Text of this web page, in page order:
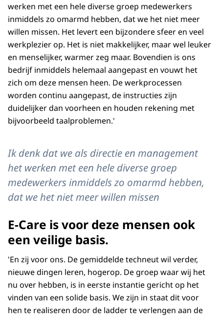
werken met een hele diverse groep medewerkers
inmiddels zo omarmd hebben, dat we het niet meer
willen missen. Het levert een bijzondere sfeer en veel
werkplezier op. Het is niet makkelijker, maar wel leuker
en menselijker, warmer zeg maar. Bovendien is ons
bedrijf inmiddels helemaal aangepast en vouwt het
zich om deze mensen heen. De werkprocessen
worden continu aangepast, de instructies zijn
duidelijker dan voorheen en houden rekening met
bijvoorbeeld taalproblemen.'
Ik denk dat we als directie en management
het werken met een hele diverse groep
medewerkers inmiddels zo omarmd hebben,
dat we het niet meer willen missen
E-Care is voor deze mensen ook
een veilige basis.
'En zij voor ons. De gemiddelde techneut wil verder,
nieuwe dingen leren, hogerop. De groep waar wij het
nu over hebben, is in eerste instantie gericht op het
vinden van een solide basis. We zijn in staat dit voor
hen te realiseren door de ladder te verlengen aan de